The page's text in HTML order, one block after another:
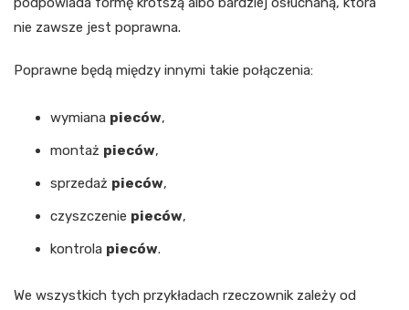
nie zawsze jest poprawna.
Poprawne będą między innymi takie połączenia:
wymiana pieców,
montaż pieców,
sprzedaż pieców,
czyszczenie pieców,
kontrola pieców.
We wszystkich tych przykładach rzeczownik zależy od